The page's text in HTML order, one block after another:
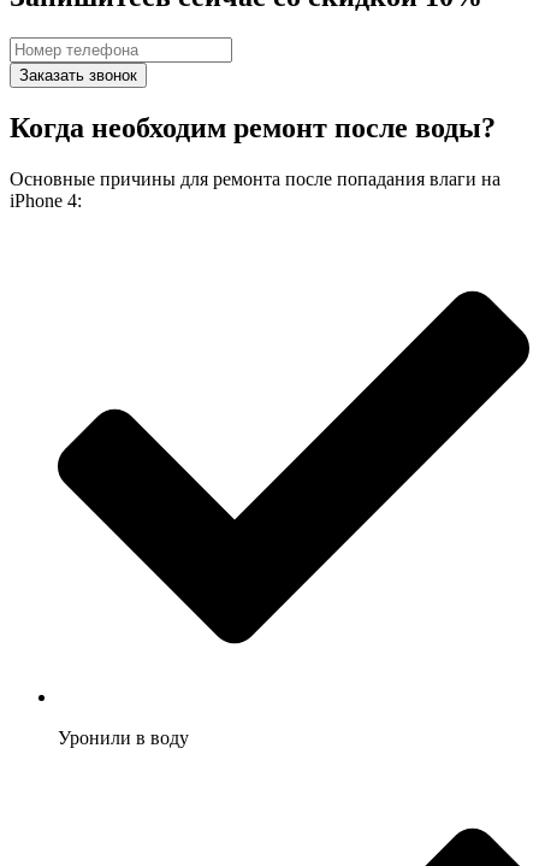
Заказать звонок
Когда необходим ремонт после воды?
Основные причины для ремонта после попадания влаги на
iPhone 4:
Уронили в воду